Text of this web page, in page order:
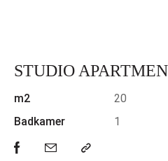
STUDIO
m2
20
Badkamer
1